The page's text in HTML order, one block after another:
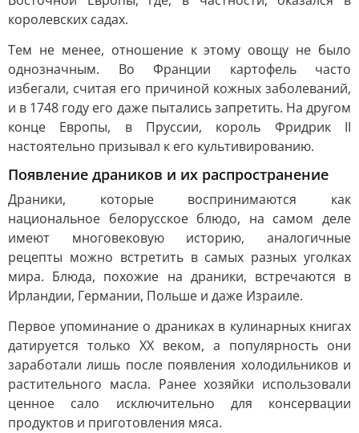
королевских садах.
Тем не менее, отношение к этому овощу не было
однозначным. Во Франции картофель часто
избегали, считая его причиной кожных заболеваний,
и в 1748 году его даже пытались запретить. На другом
конце Европы, в Пруссии, король Фридрик II
настоятельно призывал к его культивированию.
Появление драников и их распространение
Драники, которые воспринимаются как
национальное белорусское блюдо, на самом деле
имеют многовековую историю, аналогичные
рецепты можно встретить в самых разных уголках
мира. Блюда, похожие на драники, встречаются в
Ирландии, Германии, Польше и даже Израиле.
Первое упоминание о драниках в кулинарных книгах
датируется только XX веком, а популярность они
заработали лишь после появления холодильников и
растительного масла. Ранее хозяйки использовали
ценное сало исключительно для консервации
продуктов и приготовления мяса.